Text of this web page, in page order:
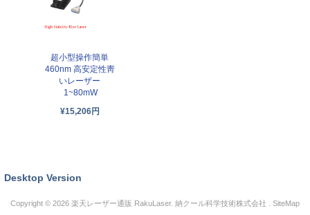
超小型操作簡単
460nm 高安定性靑
いレーザー
1~80mW
¥15,206円
Desktop Version
Copyright © 2026 楽天レーザー通販 RakuLaser. 納クール科学技術株式会社 . SiteMap